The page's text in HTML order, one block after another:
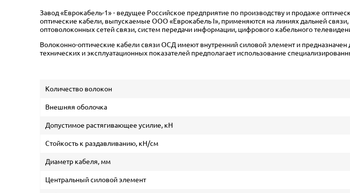
Завод «Еврокабель-1» - ведущее Российское предприятие по производству и продаже
оптические кабели, выпускаемые ООО «Еврокабель I», применяются на линиях дальней
оптоволоконных сетей связи, систем передачи информации, цифрового кабельного
Волоконно-оптические кабели связи ОСД имеют внутренний силовой элемент и
технических и эксплуатационных показателей предполагает использование
Количество волокон
Внешняя оболочка
Допустимое растягивающее усилие, кН
Стойкость к раздавливанию, кН/см
Диаметр кабеля, мм
Центральный силовой элемент